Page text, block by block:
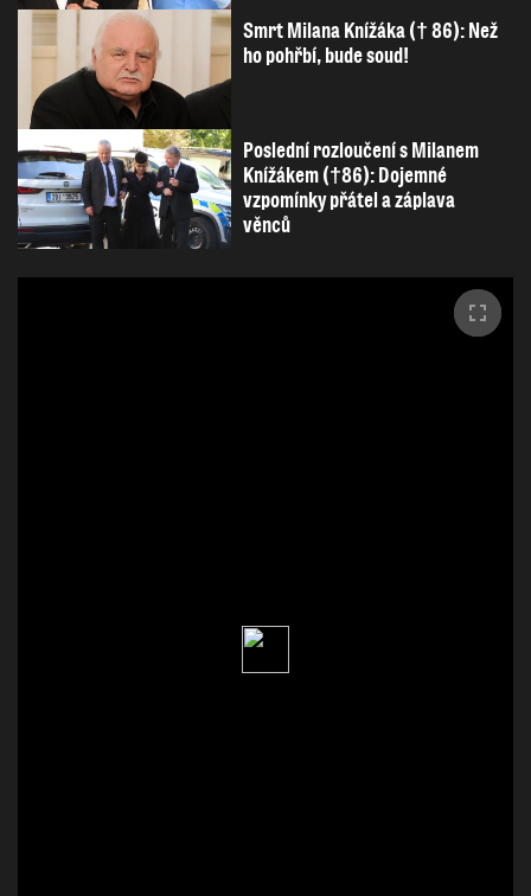
Smrt Milana Knížáka († 86): Než
ho pohřbí, bude soud!
Poslední rozloučení s Milanem
Knížákem (†86): Dojemné
vzpomínky přátel a záplava
věnců